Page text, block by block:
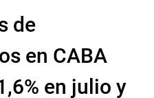
de
en CABA
en julio y